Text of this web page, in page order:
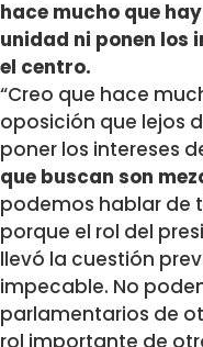
hace mucho que
unidad ni ponen los
el centro.
“Creo que hace
oposición que lejos
poner los intereses
que buscan son
podemos hablar de
porque el rol del
llevó la cuestión
impecable. No
parlamentarios de
rol importante de